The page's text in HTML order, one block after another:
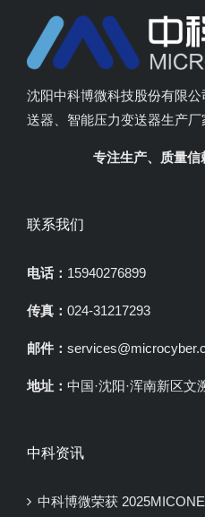
沈阳中科博微科技股份有限
送器、智能压力变送器生产
专注生产、质量
联系我们
电话： 15940276899
传真： 024-31217293
邮件：
地址： 中国·沈阳·浑南新区文
中科资讯
中科博微荣获